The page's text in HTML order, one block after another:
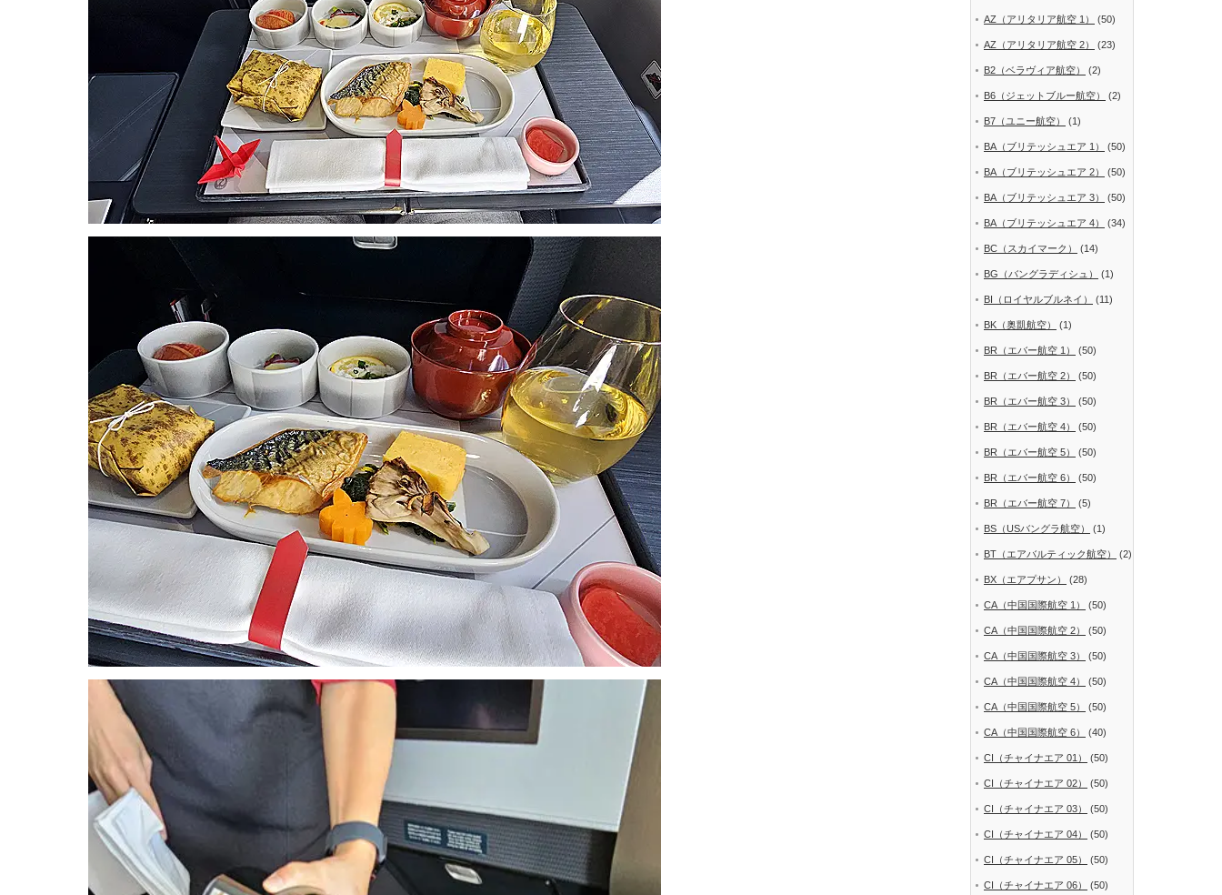
AZ（アリタリア航空 1） (50)
AZ（アリタリア航空 2） (23)
B2（ベラヴィア航空） (2)
B6（ジェットブルー航空） (2)
B7（ユニー航空） (1)
BA（ブリテッシュエア 1） (50)
BA（ブリテッシュエア 2） (50)
BA（ブリテッシュエア 3） (50)
BA（ブリテッシュエア 4） (34)
BC（スカイマーク） (14)
BG（バングラディシュ） (1)
BI（ロイヤルブルネイ） (11)
BK（奥凱航空） (1)
BR（エバー航空 1） (50)
BR（エバー航空 2） (50)
BR（エバー航空 3） (50)
BR（エバー航空 4） (50)
BR（エバー航空 5） (50)
BR（エバー航空 6） (50)
BR（エバー航空 7） (5)
BS（USバングラ航空） (1)
BT（エアバルティック航空） (2)
BX（エアプサン） (28)
CA（中国国際航空 1） (50)
CA（中国国際航空 2） (50)
CA（中国国際航空 3） (50)
CA（中国国際航空 4） (50)
CA（中国国際航空 5） (50)
CA（中国国際航空 6） (40)
CI（チャイナエア 01） (50)
CI（チャイナエア 02） (50)
CI（チャイナエア 03） (50)
CI（チャイナエア 04） (50)
CI（チャイナエア 05） (50)
CI（チャイナエア 06） (50)